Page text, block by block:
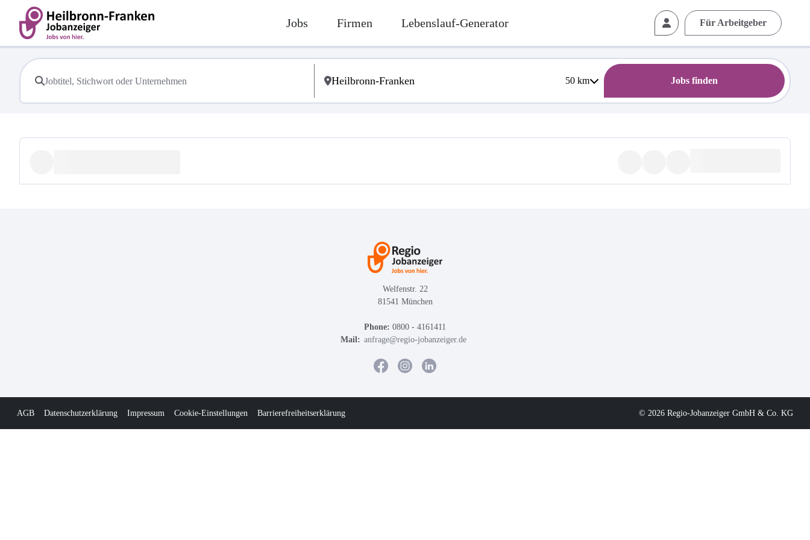
Jobs Firmen Lebenslauf-Generator Für Arbeitgeber
50km Jobs finden
Welfenstr. 22
81541 München
Phone: 0800 - 4161411
Mail: anfrage@regio-jobanzeiger.de
AGB Datenschutzerklärung Impressum Cookie-Einstellungen Barrierefreiheitserklärung © 2026 Regio-Jobanzeiger GmbH & Co. KG